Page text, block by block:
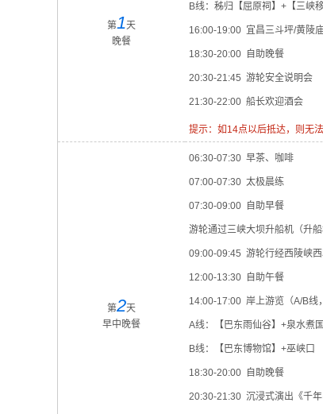
第1天
晚餐
B线：秭归【屈原祠】+【三峡
16:00-19:00 宜昌三斗坪/黄陵
18:30-20:00 自助晚餐
20:30-21:45 游轮安全说明会
21:30-22:00 船长欢迎酒会
提示：如14点以后抵达，则无
第2天
早中晚餐
06:30-07:30 早茶、咖啡
07:00-07:30 太极晨练
07:30-09:00 自助早餐
游轮通过三峡大坝升船机（升船
09:00-09:45 游轮行经西陵峡
12:00-13:30 自助午餐
14:00-17:00 岸上游览（A/B线
A线：【巴东雨仙谷】+泉水煮
B线：【巴东博物馆】+巫峡口
18:30-20:00 自助晚餐
20:30-21:30 沉浸式演出《千年